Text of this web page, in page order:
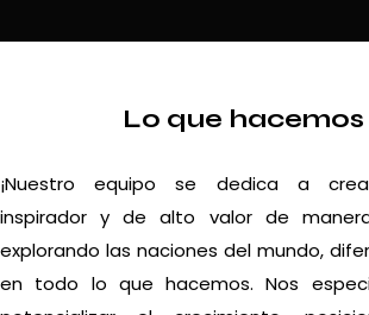
Lo que hacemos
¡Nuestro equipo se dedica a
inspirador y de alto valor de
explorando las naciones del mundo,
en todo lo que hacemos. Nos